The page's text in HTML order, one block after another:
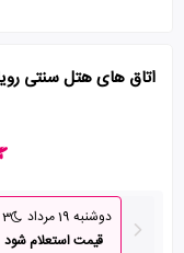
اتاق های هتل سنتی
دوشنبه 19 مرداد
3
قیمت استعلام شود